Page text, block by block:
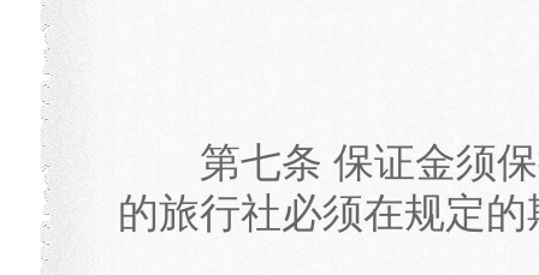
第七条 保证金须保
的旅行社必须在规定